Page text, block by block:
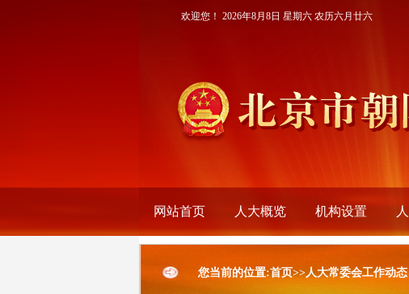
欢迎您！ 2026年8月8日 星期六 农历六月廿六
网站首页 人大概览 机构设置
您当前的位置:首页>>人大常委会工作动态